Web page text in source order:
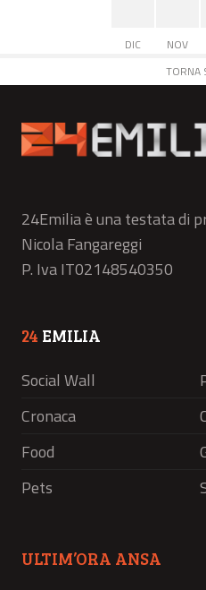
DIC NOV
TORNA
24Emilia è una testata di
Nicola Fangareggi
P. Iva IT02148540350
24 EMILIA
Social Wall
Cronaca
Food
Pets
ULTIM’ORA ANSA